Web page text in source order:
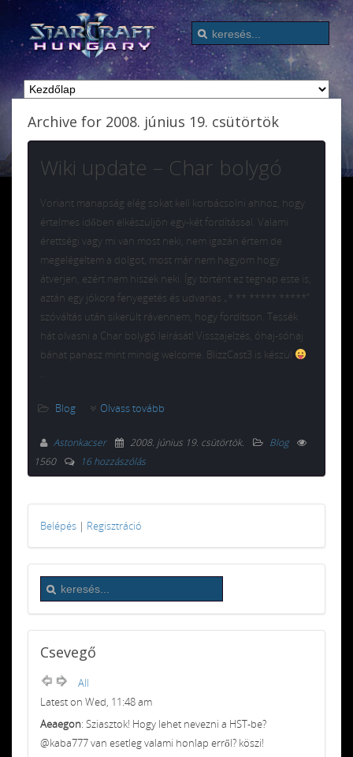
Archive for 2008. június 19. csütörtök
Wiki update – Char bolygó
Voriant manapság elég sokat kell korbácsolni ahhoz, hogy
értelmes időben elkészüljön egy-két fordítással. Valami
érettségi vagy mi van most neki, nem igazán értem de
megelégeltem a dolgot, most már nem hagyom hogy
átverjen, ezért nem hiszek neki. Így történt ez tegnap este is,
aztán egy jókora fenyegetés és udvarias „* ** ***** *****”
szóváltás után sikerült rávennem, hogy fordítson. Tessék
hát olvasni a Char bolygó leírását! Visszajelzés, óhaj-sóhaj
bánat panasz mint mindig welcome. BlizzCast3 is készül
..
Blog Olvass tovább
Astonkacser 2008. június 19. csütörtök.
Blog
1560
16 hozzászólás
Belépés | Regisztráció
Csevegő
All
Latest on Wed, 11:48 am
Aeaegon: Sziasztok! Hogy lehet nevezni a HST-be?
@kaba777 van esetleg valami honlap erről? köszi!